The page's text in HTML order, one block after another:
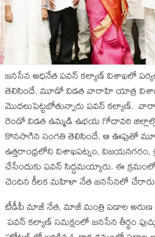
జనసేన అధినేత పవన్ కల్యాణ్ విశాఖలో
తెలిసిందే. మూడో విడత వారాహి యాత్ర
మొదలుపెట్టబోతున్నారు పవన్ కల్యాణ్.
రెండో విడత ఉమ్మడి ఉభయ గోదావరి
కొనసాగిన సంగతి తెలిసిందే. ఆ ఊపుతో
ఉత్తరాంధ్రలోని విశాఖపట్నం, విజయనగరం,
చేసేందుకు పవన్ సిద్ధమయ్యారు. ఈ
చెందిన కీలక మహిళా నేత జనసేనలో
టీడీపీ మాజీ నేత, మాజీ మంత్రి పడాల
పవన్ కల్యాణ్ సమక్షంలో జనసేన తీర్థం